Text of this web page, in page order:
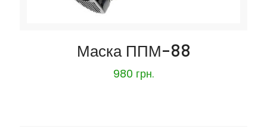
Маска ППМ-88
980 грн.